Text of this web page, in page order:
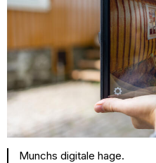
Munchs digitale hage.